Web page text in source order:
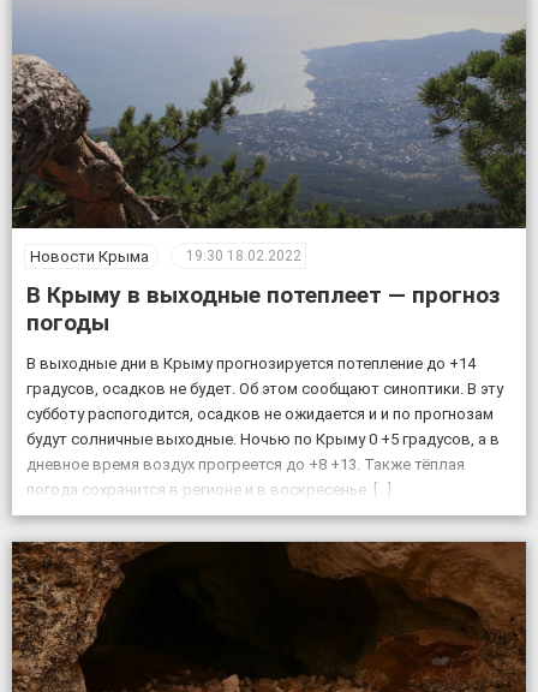
Новости Крыма 19:30 18.02.2022
В Крыму в выходные потеплеет — прогноз
погоды
В выходные дни в Крыму прогнозируется потепление до +14
градусов, осадков не будет. Об этом сообщают синоптики. В эту
субботу распогодится, осадков не ожидается и и по прогнозам
будут солничные выходные. Ночью по Крыму 0 +5 градусов, а в
дневное время воздух прогреется до +8 +13. Также тёплая
погода сохранится в регионе и в воскресенье. […]